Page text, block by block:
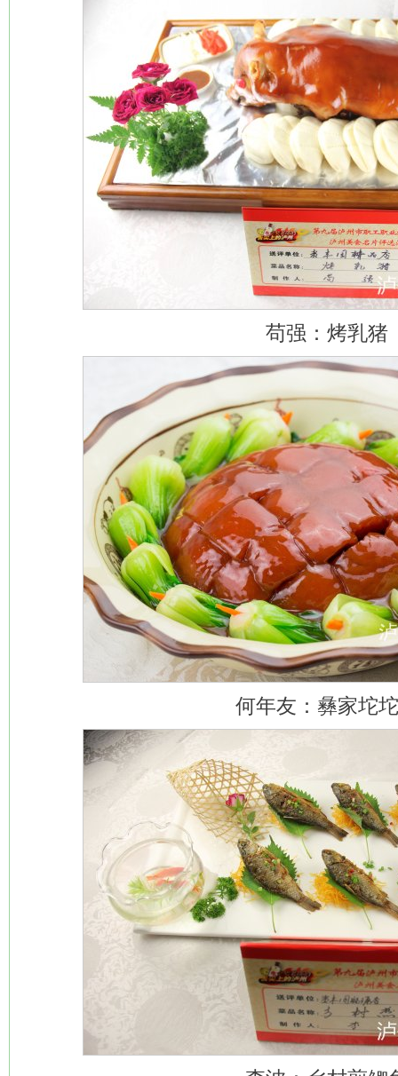
苟强：烤乳猪
何年友：彝家坨